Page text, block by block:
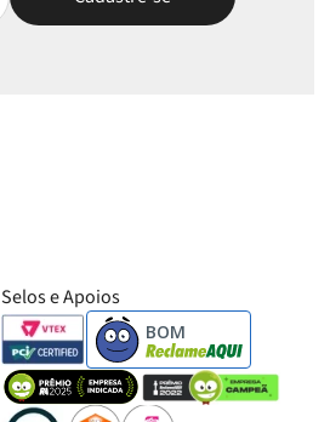
Selos e Apoios
BOM